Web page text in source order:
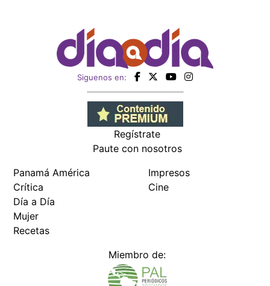
Siguenos en:
Regístrate
Paute con nosotros
Panamá América
Crítica
Día a Día
Mujer
Recetas
Impresos
Cine
Miembro de: